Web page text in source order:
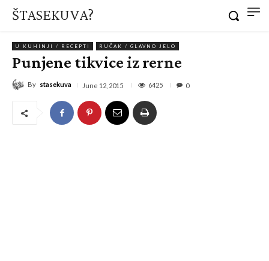
ŠTASEKUVA?
U KUHINJI / RECEPTI RUČAK / GLAVNO JELO
Punjene tikvice iz rerne
By stasekuva June 12, 2015 6425 0